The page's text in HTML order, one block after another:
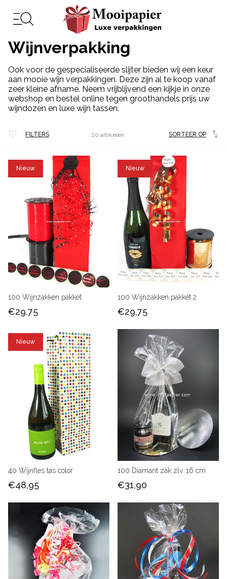
Wijnverpakking
Ook voor de gespecialiseerde slijter bieden wij een keur
aan mooie wijn verpakkingen. Deze zijn al te koop vanaf
zeer kleine afname. Neem vrijblijvend een kijkje in onze
webshop en bestel online tegen groothandels prijs uw
wijndozen en luxe wijn tassen.
FILTERS SORTEER OP
20 artikelen
Nieuw
100 Wijnzakken pakket
€29,75
Nieuw
100 Wijnzakken pakket 2
€29,75
Nieuw
40 Wijnfles tas color
€48,95
100 Diamant zak zlv. 16 cm
€31,90